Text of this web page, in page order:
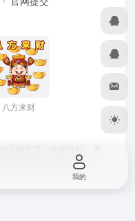
八方来财
备44190002007732号
我的